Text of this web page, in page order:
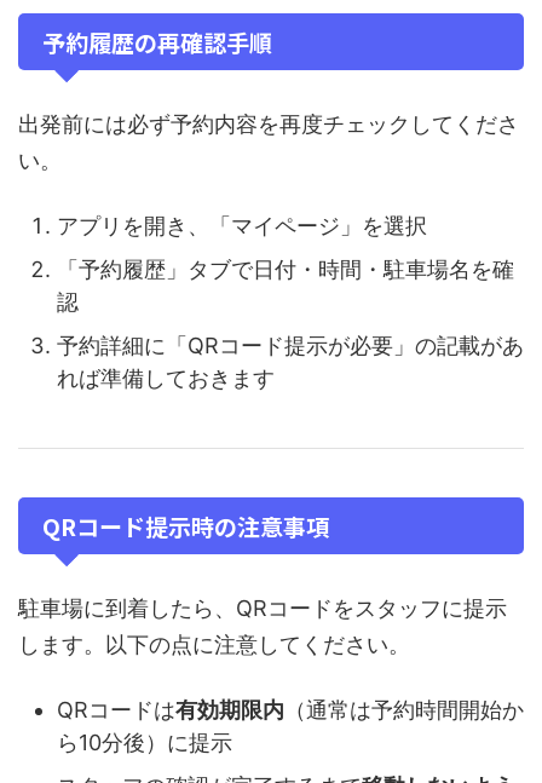
予約履歴の再確認手順
出発前には必ず予約内容を再度チェックしてくださ
い。
アプリを開き、「マイページ」を選択
「予約履歴」タブで日付・時間・駐車場名を確
認
予約詳細に「QRコード提示が必要」の記載があ
れば準備しておきます
QRコード提示時の注意事項
駐車場に到着したら、QRコードをスタッフに提示
します。以下の点に注意してください。
QRコードは有効期限内 （通常は予約時間開始か
ら10分後）に提示